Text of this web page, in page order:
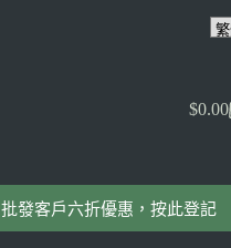
$0.00
批發客戶六折優惠，按此登記